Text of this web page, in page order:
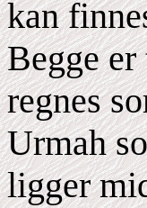
kan
Begge
regnes
Urmah
ligger